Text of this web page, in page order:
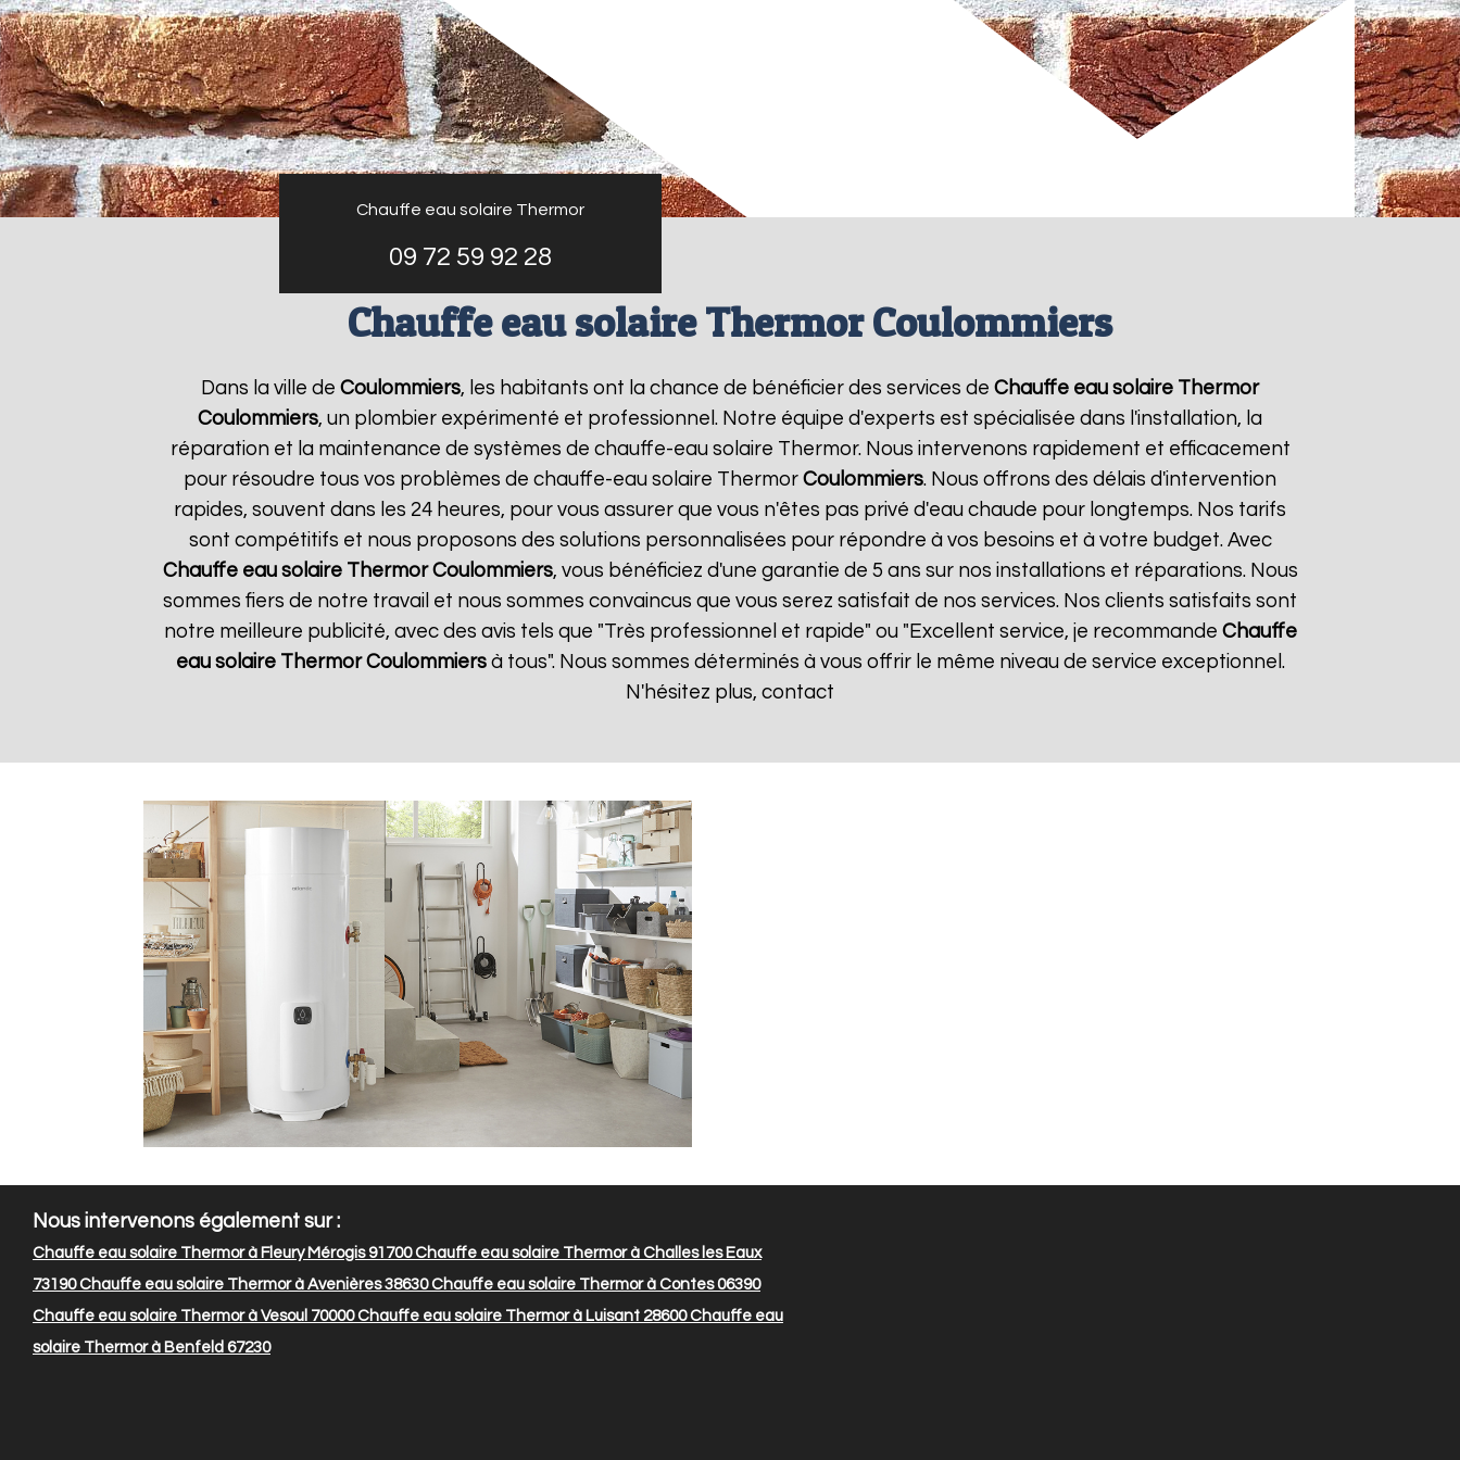
Chauffe eau solaire Thermor
09 72 59 92 28
Chauffe eau solaire Thermor Coulommiers
Dans la ville de Coulommiers, les habitants ont la chance de bénéficier des services de Chauffe eau solaire Thermor
Coulommiers, un plombier expérimenté et professionnel. Notre équipe d'experts est spécialisée dans l'installation, la
réparation et la maintenance de systèmes de chauffe-eau solaire Thermor. Nous intervenons rapidement et efficacement
pour résoudre tous vos problèmes de chauffe-eau solaire Thermor Coulommiers. Nous offrons des délais d'intervention
rapides, souvent dans les 24 heures, pour vous assurer que vous n'êtes pas privé d'eau chaude pour longtemps. Nos tarifs
sont compétitifs et nous proposons des solutions personnalisées pour répondre à vos besoins et à votre budget. Avec
Chauffe eau solaire Thermor Coulommiers, vous bénéficiez d'une garantie de 5 ans sur nos installations et réparations. Nous
sommes fiers de notre travail et nous sommes convaincus que vous serez satisfait de nos services. Nos clients satisfaits sont
notre meilleure publicité, avec des avis tels que "Très professionnel et rapide" ou "Excellent service, je recommande Chauffe
eau solaire Thermor Coulommiersà tous". Nous sommes déterminés à vous offrir le même niveau de service exceptionnel.
N'hésitez plus, contact
Nous intervenons également sur :
Chauffe eau solaire Thermor à Fleury Mérogis 91700Chauffe eau solaire Thermor à Challes les Eaux
73190Chauffe eau solaire Thermor à Avenières 38630Chauffe eau solaire Thermor à Contes 06390
Chauffe eau solaire Thermor à Vesoul 70000Chauffe eau solaire Thermor à Luisant 28600Chauffe eau
solaire Thermor à Benfeld 67230